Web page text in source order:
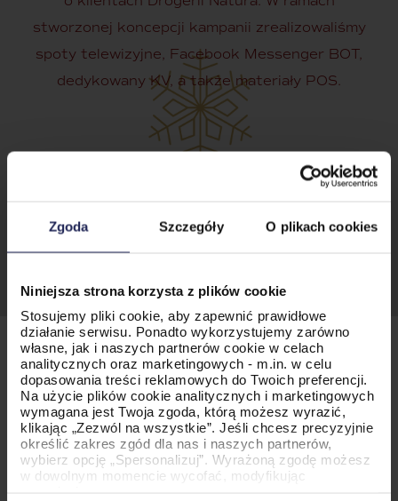
Zgoda Szczegóły O plikach cookies
Niniejsza strona korzysta z plików cookie
Stosujemy pliki cookie, aby zapewnić prawidłowe
działanie serwisu. Ponadto wykorzystujemy zarówno
własne, jak i naszych partnerów cookie w celach
analitycznych oraz marketingowych - m.in. w celu
dopasowania treści reklamowych do Twoich preferencji.
Na użycie plików cookie analitycznych i marketingowych
wymagana jest Twoja zgoda, którą możesz wyrazić,
klikając „Zezwól na wszystkie”. Jeśli chcesz precyzyjnie
określić zakres zgód dla nas i naszych partnerów,
wybierz opcję „Spersonalizuj”. Wyrażoną zgodę możesz
w dowolnym momencie wycofać, modyfikując
stworzonej koncepcji kampanii zrealizowaliśmy
spoty telewizyjne, Facebook Messenger BOT,
dedykowany KV, a także materiały POS.